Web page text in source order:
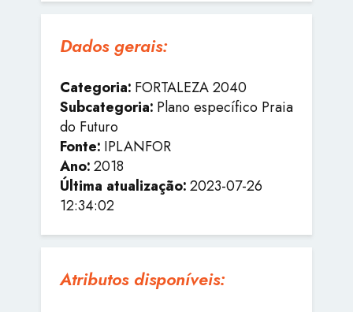
Dados gerais:
Categoria: FORTALEZA 2040
Subcategoria: Plano específico Praia
do Futuro
Fonte: IPLANFOR
Ano:2018
Última atualização:2023-07-26
12:34:02
Atributos disponíveis: